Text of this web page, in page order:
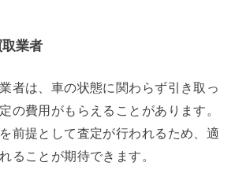
業者
者は、車の状態に関わらず引き取っ
の費用がもらえることがあります。
前提として査定が行われるため、適
ることが期待できます。